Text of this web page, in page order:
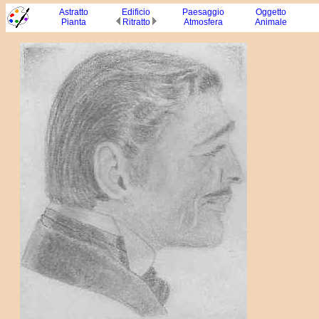
Astratto Edificio Paesaggio
Oggetto
Pianta
Ritratto Atmosfera Animale